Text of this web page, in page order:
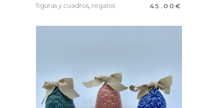
45.00€
figuras y cuadros regalos